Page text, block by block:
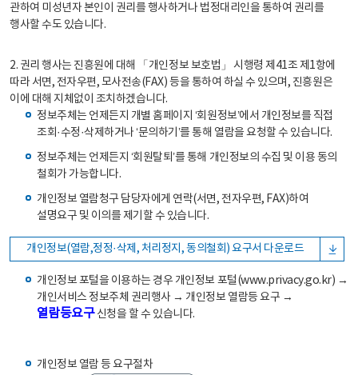
관하여 미성년자 본인이 권리를 행사하거나 법정대리인을 통하여 권리를
행사할 수도 있습니다.
2. 권리 행사는 진흥원에 대해 「개인정보 보호법」 시행령 제41조 제1항에
따라 서면, 전자우편, 모사전송(FAX) 등을 통하여 하실 수 있으며, 진흥원은
이에 대해 지체없이 조치하겠습니다.
정보주체는 언제든지 개별 홈페이지 ‘회원정보’에서 개인정보를 직접
조회·수정·삭제하거나 ‘문의하기’를 통해 열람을 요청할 수 있습니다.
정보주체는 언제든지 ‘회원탈퇴’를 통해 개인정보의 수집 및 이용 동의
철회가 가능합니다.
개인정보 열람청구 담당자에게 연락(서면, 전자우편, FAX)하여
설명요구 및 이의를 제기할 수 있습니다.
개인정보(열람,정정·삭제, 처리정지, 동의철회) 요구서 다운로드
개인정보 포털을 이용하는 경우 개인정보 포털(www.privacy.go.kr) →
개인서비스 정보주체 권리행사 → 개인정보 열람등 요구 →
열람등요구신청을 할 수 있습니다.
개인정보 열람 등 요구절차